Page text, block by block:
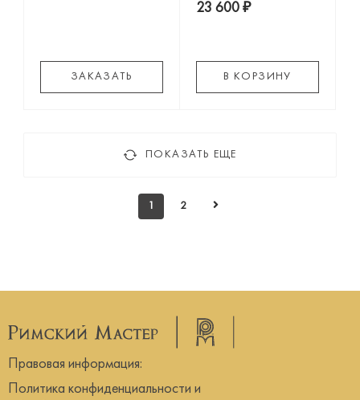
ЗАКАЗАТЬ
23 600 ₽
В КОРЗИНУ
ПОКАЗАТЬ ЕЩЕ
1 2
Правовая информация:
Политика конфиденциальности и